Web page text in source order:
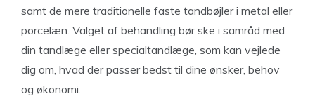
samt de mere traditionelle faste tandbøjler i metal eller
porcelæn. Valget af behandling bør ske i samråd med
din tandlæge eller specialtandlæge, som kan vejlede
dig om, hvad der passer bedst til dine ønsker, behov
og økonomi.